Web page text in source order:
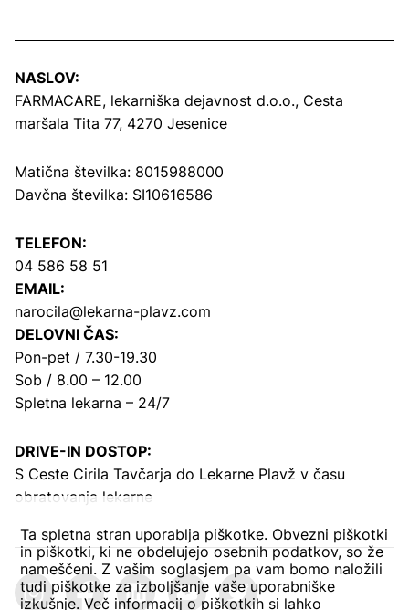
NASLOV:
FARMACARE, lekarniška dejavnost d.o.o., Cesta
maršala Tita 77, 4270 Jesenice
Matična številka: 8015988000
Davčna številka: SI10616586
TELEFON:
04 586 58 51
EMAIL:
narocila@lekarna-plavz.com
DELOVNI ČAS:
Pon-pet / 7.30-19.30
Sob / 8.00 – 12.00
Spletna lekarna – 24/7
DRIVE-IN DOSTOP:
S Ceste Cirila Tavčarja do Lekarne Plavž v času
obratovanja lekarne
Ta spletna stran uporablja piškotke. Obvezni piškotki
in piškotki, ki ne obdelujejo osebnih podatkov, so že
nameščeni. Z vašim soglasjem pa vam bomo naložili
tudi piškotke za izboljšanje vaše uporabniške
izkušnje. Več informacij o piškotkih si lahko